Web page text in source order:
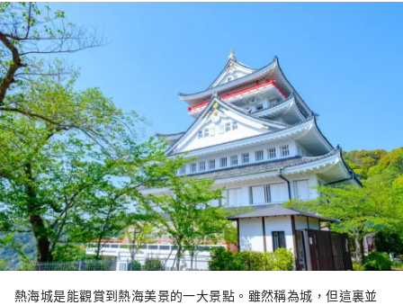
熱海城是能觀賞到熱海美景的一大景點。雖然稱為城，但這裏並